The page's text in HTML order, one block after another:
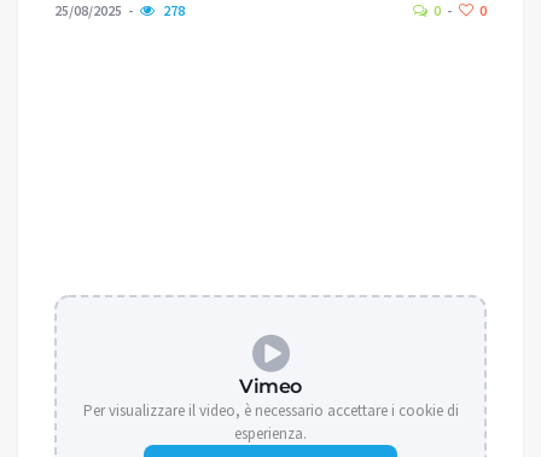
25/08/2025 278 0 0
Vimeo
Per visualizzare il video, è necessario accettare i cookie di
esperienza.